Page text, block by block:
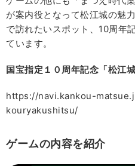
が案内役となって松江城の魅
で訪れたいスポット、10周年
ています。
国宝指定１０周年記念「松江
https://navi.kankou-
kouryakushitsu/
ゲームの内容を紹介